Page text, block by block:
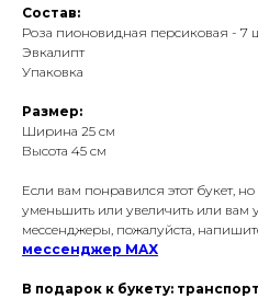
Состав:
Роза пионовидная персиковая - 7
Эвкалипт
Упаковка
Размер:
Ширина 25 см
Высота 45 см
Если вам понравился этот букет,
уменьшить или увеличить или вам
мессенджеры, пожалуйста,
мессенджер MAX
В подарок к букету: